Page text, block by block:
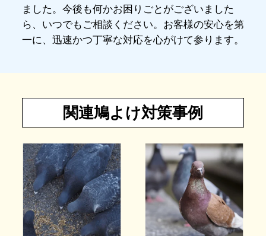
ました。今後も何かお困りごとがございました
ら、いつでもご相談ください。お客様の安心を第
一に、迅速かつ丁寧な対応を心がけて参ります。
関連鳩よけ対策事例